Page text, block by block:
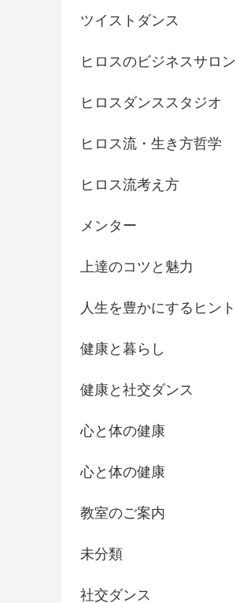
ツイストダンス
ヒロスのビジネスサロン
ヒロスダンススタジオ
ヒロス流・生き方哲学
ヒロス流考え方
メンター
上達のコツと魅力
人生を豊かにするヒント
健康と暮らし
健康と社交ダンス
心と体の健康
心と体の健康
教室のご案内
未分類
社交ダンス